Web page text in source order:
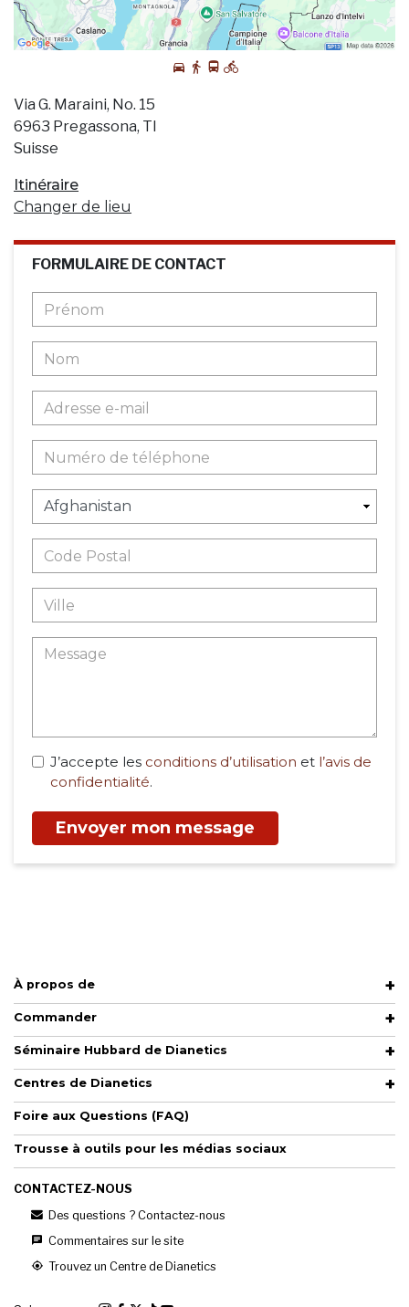
Via G. Maraini, No. 15
6963 Pregassona, TI
Suisse
Itinéraire
Changer de lieu
FORMULAIRE DE CONTACT
J’accepte les conditions d’utilisation et l’avis de
confidentialité.
Envoyer mon message
À propos de
Commander
Séminaire Hubbard de Dianetics
Centres de Dianetics
Foire aux Questions (FAQ)
Trousse à outils pour les médias sociaux
CONTACTEZ-NOUS
Des questions ? Contactez-nous
Commentaires sur le site
Trouvez un Centre de Dianetics